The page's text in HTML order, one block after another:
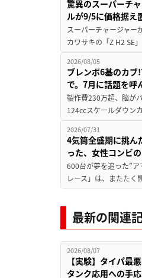
驚異のスーパーチ
ルが9/5に価格据え
スーパーチャージャー
カワサキの「Z H2 SE
2026/08/05
ブレンボ6基のカブ
で。7月に話題を呼
製作費230万超、脳が
124ccスケールダウン
2026/07/31
4気筒全盛期に挑ん
った、女性コンビ
600台が夢を追った”
レース」は、またた
最新の関連
2026/08/07
【実験】タイパ最
タンク応用への手